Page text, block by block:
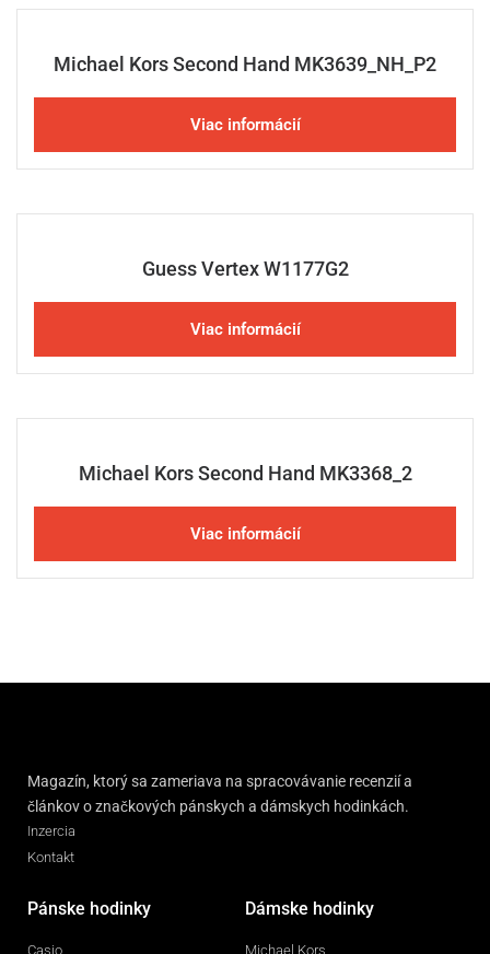
Michael Kors Second Hand MK3639_NH_P2
Viac informácií
Guess Vertex W1177G2
Viac informácií
Michael Kors Second Hand MK3368_2
Viac informácií
Magazín, ktorý sa zameriava na spracovávanie recenzií a
článkov o značkových pánskych a dámskych hodinkách.
Inzercia
Kontakt
Pánske hodinky
Casio
Dámske hodinky
Michael Kors